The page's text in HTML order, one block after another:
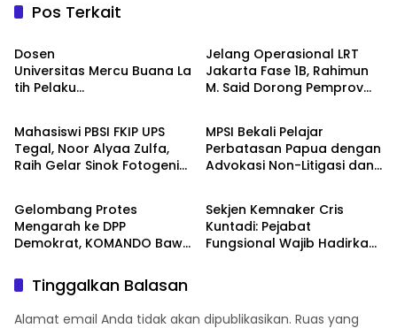
Pos Terkait
Berita
Dosen
Universitas Mercu Buana La
tih Pelaku
dan Pemasaran Digital
Jelang Operasional LRT
Jakarta Fase 1B, Rahimun
M. Said Dorong Pemprov
Initiative
Berita
Mahasiswi PBSI FKIP UPS
Tegal, Noor Alyaa Zulfa,
Raih Gelar Sinok Fotogenik
Berita
MPSI Bekali Pelajar
Perbatasan Papua dengan
Advokasi Non-Litigasi dan
Berita
Gelombang Protes
Mengarah ke DPP
Demokrat, KOMANDO Bawa
Dody Hanggodo
Berita
Sekjen Kemnaker Cris
Kuntadi: Pejabat
Fungsional Wajib Hadirkan
Tinggalkan Balasan
Alamat email Anda tidak akan dipublikasikan. Ruas yang